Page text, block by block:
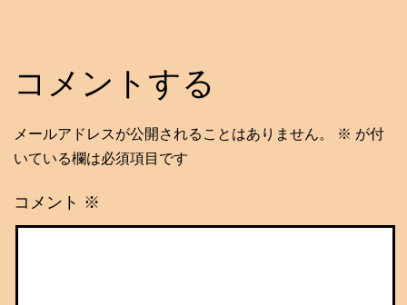
コメントする
メールアドレスが公開されることはありません。 ※ が付
いている欄は必須項目です
コメント ※